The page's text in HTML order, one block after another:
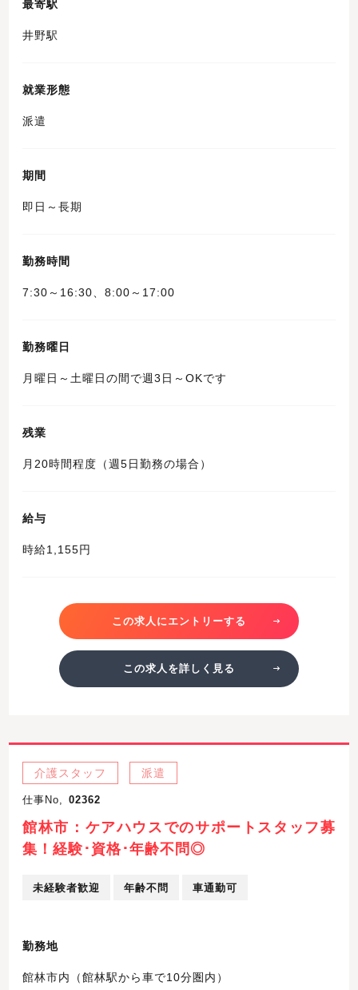
最寄駅
井野駅
就業形態
派遣
期間
即日～長期
勤務時間
7:30～16:30、8:00～17:00
勤務曜日
月曜日～土曜日の間で週3日～OKです
残業
月20時間程度（週5日勤務の場合）
給与
時給1,155円
この求人にエントリーする
この求人を詳しく見る
介護スタッフ 派遣
仕事No, 02362
館林市：ケアハウスでのサポートスタッフ募
集！経験･資格･年齢不問◎
未経験者歓迎 年齢不問 車通勤可
勤務地
館林市内（館林駅から車で10分圏内）